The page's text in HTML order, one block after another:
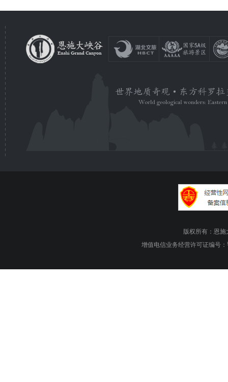
版权所有：恩施
增值电信业务经营许可证编号：